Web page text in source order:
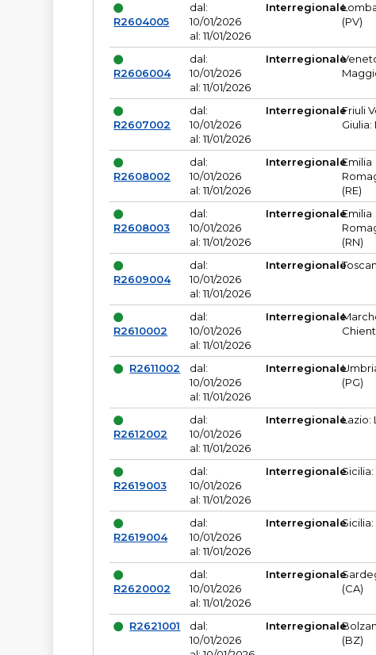
R2604005
dal:
10/01/2026
al: 11/01/2026
Interregionale
(PV)
R2606004
dal:
10/01/2026
al: 11/01/2026
Interregionale
R2607002
dal:
10/01/2026
al: 11/01/2026
InterregionaleFriuli
Giulia:
R2608002
dal:
10/01/2026
al: 11/01/2026
InterregionaleEmilia
(RE)
R2608003
dal:
10/01/2026
al: 11/01/2026
InterregionaleEmilia
(RN)
R2609004
dal:
10/01/2026
al: 11/01/2026
Interregionale
R2610002
dal:
10/01/2026
al: 11/01/2026
Interregionale
R2611002
dal:
10/01/2026
al: 11/01/2026
Interregionale
(PG)
R2612002
dal:
10/01/2026
al: 11/01/2026
InterregionaleLazio:
R2619003
dal:
10/01/2026
al: 11/01/2026
InterregionaleSicilia:
R2619004
dal:
10/01/2026
al: 11/01/2026
InterregionaleSicilia:
R2620002
dal:
10/01/2026
al: 11/01/2026
Interregionale
(CA)
R2621001
dal:
10/01/2026
Interregionale
(BZ)